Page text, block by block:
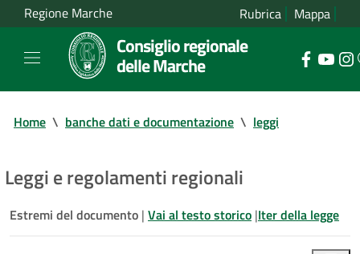
Regione Marche Rubrica Mappa
Consiglio regionale
delle Marche
Home \ banche dati e documentazione \ leggi
Leggi e regolamenti regionali
Estremi del documento | Vai al testo storico |Iter della legge